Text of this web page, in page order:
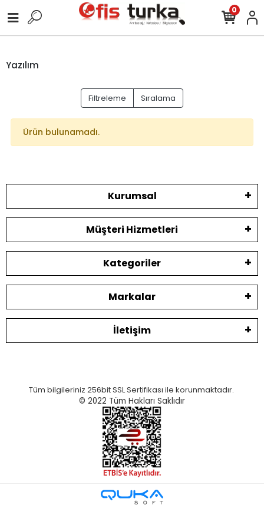
0
Yazılım
Filtreleme Sıralama
Ürün bulunamadı.
Kurumsal
Müşteri Hizmetleri
Kategoriler
Markalar
İletişim
Tüm bilgileriniz 256bit SSL Sertifikası ile korunmaktadır.
© 2022 Tüm Hakları Saklıdır